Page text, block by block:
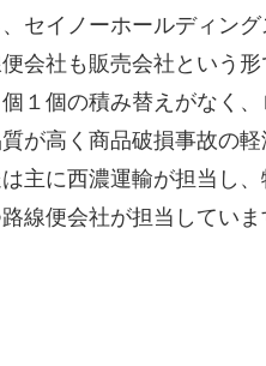
セイノーホールディン
会社も販売会社という
１個の積み替えがなく
が高く商品破損事故の
主に西濃運輸が担当し
線便会社が担当していま